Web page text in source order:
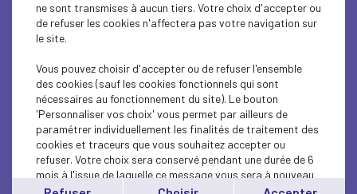
SOCIAL
INTERNATIONAL - EUROPE
INTERNATIONAL - EUROPE
SUSTAINABLE DEVELOPMENT
ECONOMY
ne sont transmises à aucun tiers. Votre choix d'accepter ou
de refuser les cookies n'affectera pas votre navigation sur
le site.
Vous pouvez choisir d'accepter ou de refuser l'ensemble
des cookies (sauf les cookies fonctionnels qui sont
nécessaires au fonctionnement du site). Le bouton
'Personnaliser vos choix' vous permet par ailleurs de
paramétrer individuellement les finalités de traitement des
cookies et traceurs que vous souhaitez accepter ou
refuser. Votre choix sera conservé pendant une durée de 6
mois à l'issue de laquelle ce message vous sera à nouveau
affiché..